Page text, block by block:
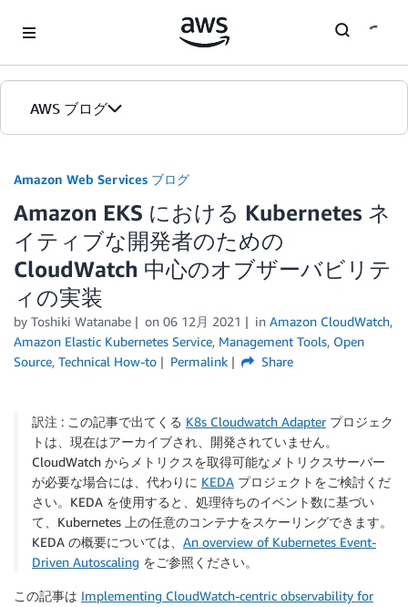
AWS ブログ
カテゴリ
エディション
Amazon Web Services ブログ
Amazon EKS における Kubernetes ネ
イティブな開発者のための
CloudWatch 中心のオブザーバビリテ
ィの実装
by Toshiki Watanabe on 06 12月 2021 in Amazon CloudWatch,
Amazon Elastic Kubernetes Service, Management Tools, Open
Source, Technical How-to Permalink Share
訳注 : この記事で出てくる K8s Cloudwatch Adapterプロジェク
トは、現在はアーカイブされ、開発されていません。
CloudWatch からメトリクスを取得可能なメトリクスサーバー
が必要な場合には、代わりに KEDA プロジェクトをご検討くだ
さい。KEDA を使用すると、処理待ちのイベント数に基づい
て、Kubernetes 上の任意のコンテナをスケーリングできます。
KEDA の概要については、 An overview of Kubernetes Event-
Driven Autoscaling をご参照ください。
この記事は Implementing CloudWatch-centric observability for